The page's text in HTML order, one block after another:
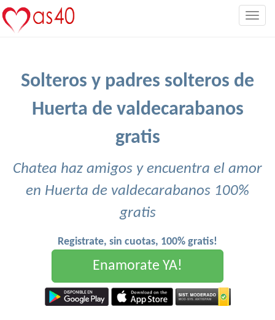
Solteros y padres solteros de
Huerta de valdecarabanos
gratis
Chatea haz amigos y encuentra el amor
en Huerta de valdecarabanos 100%
gratis
Registrate, sin cuotas, 100% gratis!
Enamorate YA!